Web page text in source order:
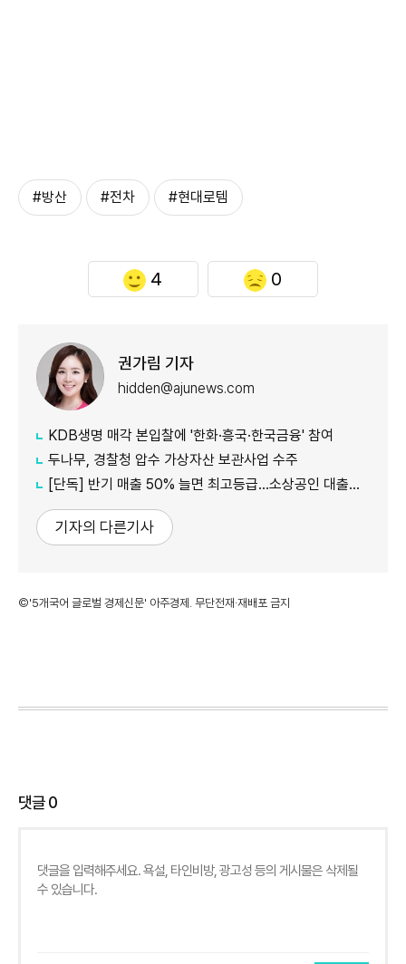
#방산 #전차 #현대로템
4 0
권가림 기자
hidden@ajunews.com
KDB생명 매각 본입찰에 '한화·흥국·한국금융' 참여
두나무, 경찰청 압수 가상자산 보관사업 수주
[단독] 반기 매출 50% 늘면 최고등급…소상공인 대출에 성장성 반영
기자의 다른기사
©'5개국어 글로벌 경제신문' 아주경제. 무단전재·재배포 금지
댓글0